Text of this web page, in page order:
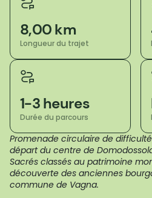
8,00 km
Longueur du trajet
1-3 heures
Durée du parcours
Promenade circulaire de
départ du centre de
Sacrés classés au patrimoine
découverte des anciennes
commune de Vagna.